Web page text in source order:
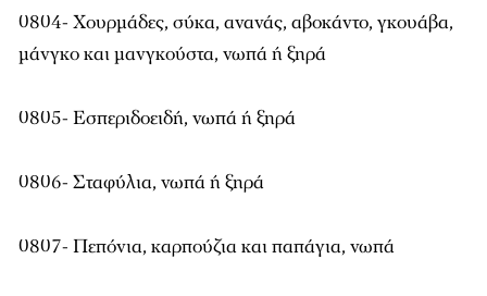
0804- Χουρμάδες, σύκα, ανανάς, αβοκάντο, γκουάβα,
μάνγκο και μανγκούστα, νωπά ή ξηρά
0805- Εσπεριδοειδή, νωπά ή ξηρά
0806- Σταφύλια, νωπά ή ξηρά
0807- Πεπόνια, καρπούζια και παπάγια, νωπά